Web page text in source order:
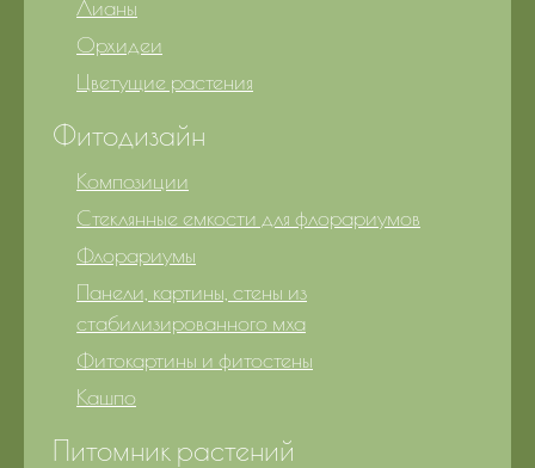
Лианы
Орхидеи
Цветущие растения
Фитодизайн
Композиции
Стеклянные емкости для флорариумов
Флорариумы
Панели, картины, стены из
стабилизированного мха
Фитокартины и фитостены
Кашпо
Питомник растений